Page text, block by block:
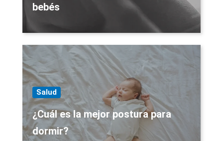
bebés
Salud
¿Cuál es la mejor postura para
dormir?